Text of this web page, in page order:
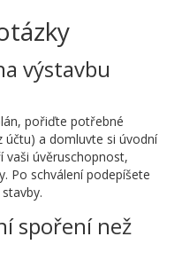
výstavbu
pořiďte potřebné
a domluvte si úvodní
vaši úvěruschopnost,
Po schválení podepíšete
spoření než